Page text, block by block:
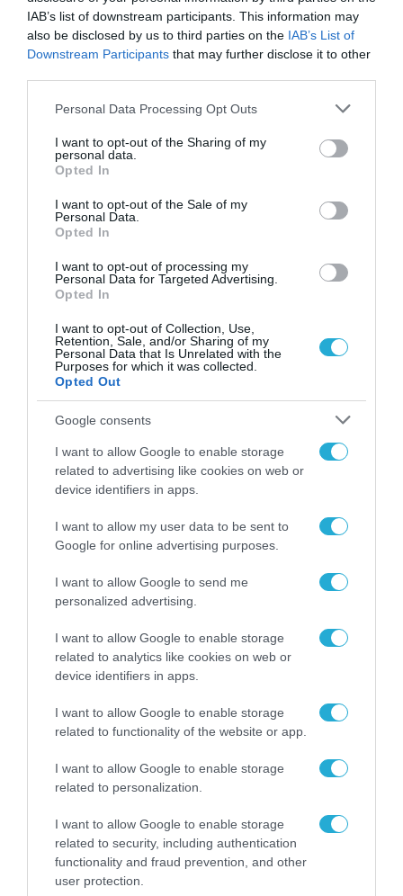
IAB’s list of downstream participants. This information may
also be disclosed by us to third parties on the IAB’s List of
Downstream Participants that may further disclose it to other
Please note that this website/app uses one or more Google
not limited to your visit or usage behaviour. You may click to
grant or deny consent to Google and its third-party tags to
use your data for below specified purposes in below Google
consent section.
Personal Data Processing Opt Outs
I want to opt-out of the Sharing of my
personal data.
Opted In
I want to opt-out of the Sale of my
Personal Data.
Opted In
I want to opt-out of processing my
Personal Data for Targeted Advertising.
Opted In
I want to opt-out of Collection, Use,
Retention, Sale, and/or Sharing of my
Personal Data that Is Unrelated with the
Purposes for which it was collected.
Opted Out
Google consents
I want to allow Google to enable storage
related to advertising like cookies on web or
device identifiers in apps.
I want to allow my user data to be sent to
Google for online advertising purposes.
I want to allow Google to send me
personalized advertising.
I want to allow Google to enable storage
related to analytics like cookies on web or
device identifiers in apps.
I want to allow Google to enable storage
related to functionality of the website or app.
I want to allow Google to enable storage
related to personalization.
I want to allow Google to enable storage
related to security, including authentication
functionality and fraud prevention, and other
user protection.
ΕΚΔΗΛΩΣΕΙΣ
Το ΕΛΚΑΚ προγραμματίζει Open
Ιnformation Sessions στη ΔΕΘ
2026
Οι επαγγελματικοί εκτυπωτές
της Canon σαρώνουν στα Red Dot
Design Awards